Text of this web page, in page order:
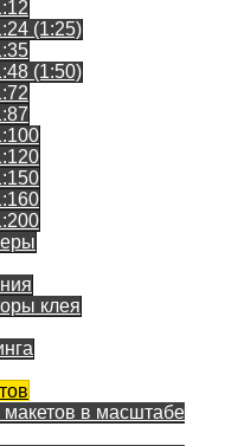
(1:25)
(1:50)
клея
макетов в масштабе